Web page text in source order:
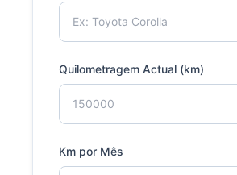
Quilometragem Actual (km)
Km por Mês